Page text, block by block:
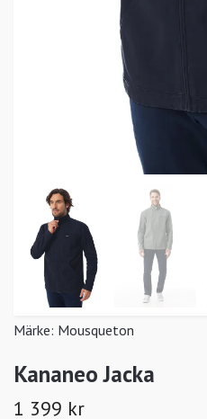
Märke: Mousqueton
Kananeo Jacka
1 399 kr